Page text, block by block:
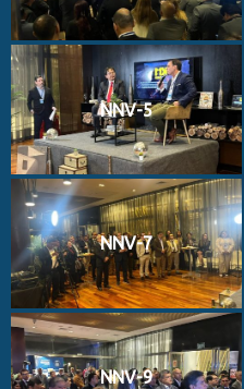
NNV-5
NNV-7
NNV-9